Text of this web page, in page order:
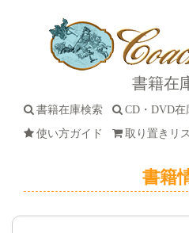
書籍在
書籍在庫検索 CD・DVD在
使い方ガイド
取り置きリ
書籍